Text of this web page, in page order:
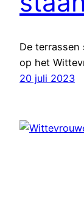
De
op het
20 juli 2023